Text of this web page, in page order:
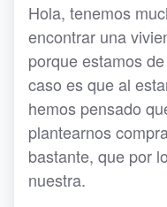
Hola, tenemos
encontrar una
porque estamos
caso es que al
hemos pensado
plantearnos
bastante, que por
nuestra.